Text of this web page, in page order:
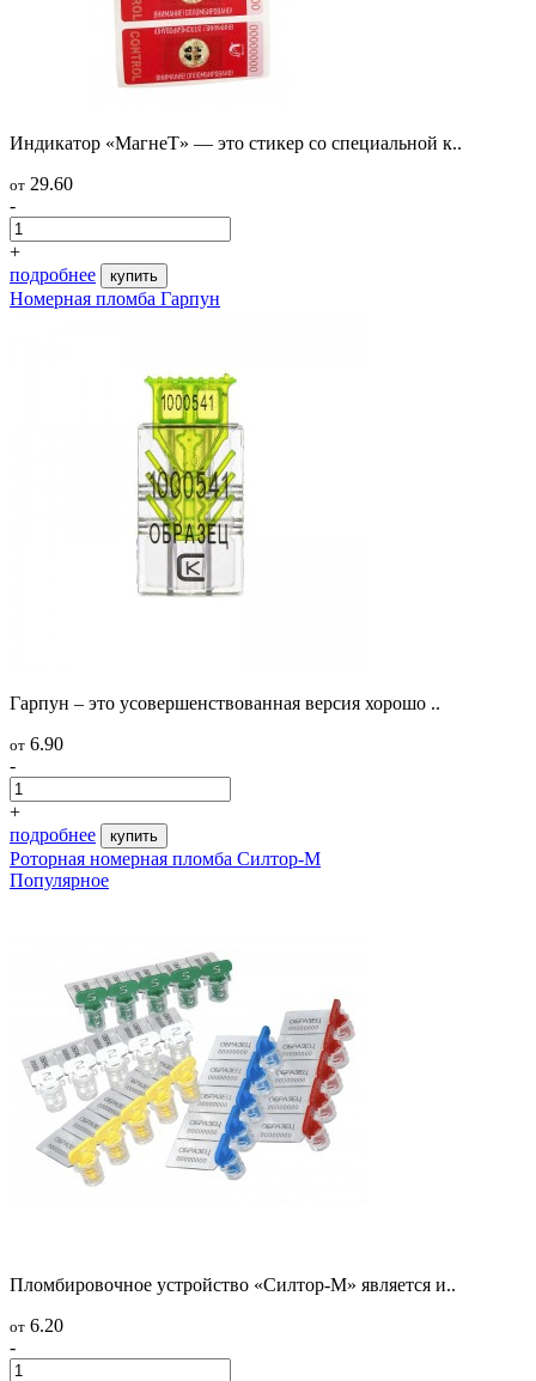
Индикатор «МагнеТ» — это стикер со специальной к..
от 29.60
-
+
подробнее
купить
Номерная пломба Гарпун
Гарпун – это усовершенствованная версия хорошо ..
от 6.90
-
+
подробнее
купить
Роторная номерная пломба Силтор-М
Популярное
Пломбировочное устройство «Силтор-М» является и..
от 6.20
-